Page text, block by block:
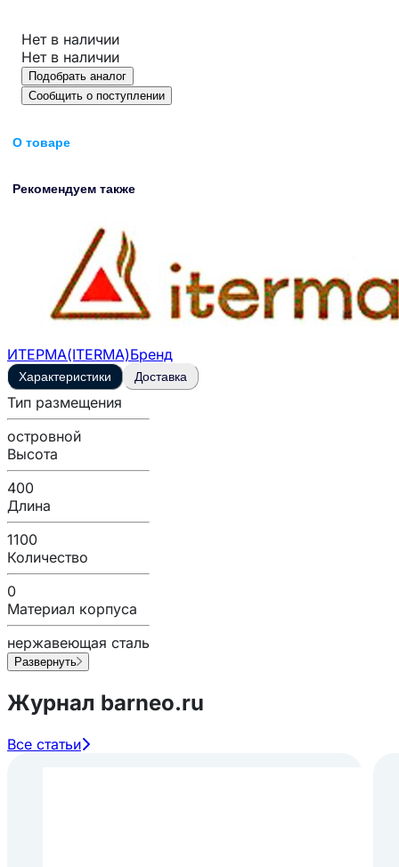
Нет в наличии
Нет в наличии
Подобрать аналог
Сообщить о поступлении
О товаре
Рекомендуем также
ИТЕРМА(ITERMA)Бренд
Характеристики Доставка
Тип размещения
островной
Высота
400
Длина
1100
Количество
0
Материал корпуса
нержавеющая сталь
Развернуть
Журнал barneo.ru
Все статьи